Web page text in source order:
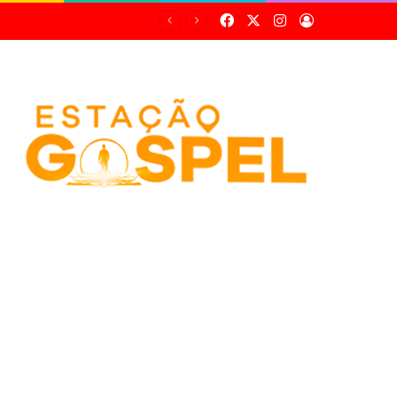
FacebookInstagram
Entrar